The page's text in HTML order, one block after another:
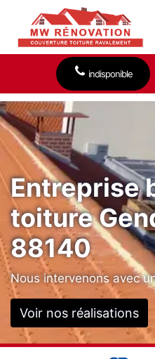
indisponible
Entreprise
toiture
88140
Nous intervenons avec
Voir nos réalisations